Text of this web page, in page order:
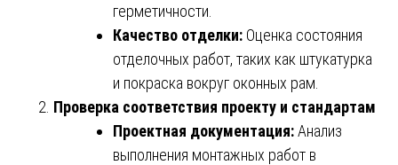
герметичности.
Качество отделки: Оценка состояния
отделочных работ, таких как штукатурка
и покраска вокруг оконных рам.
Проверка соответствия проекту и стандартам
Проектная документация:Анализ
выполнения монтажных работ в